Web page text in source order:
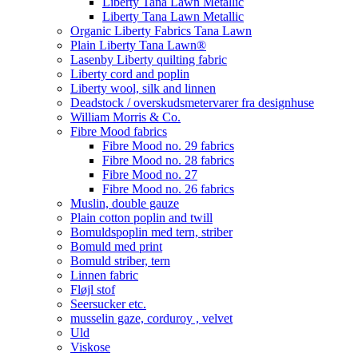
Liberty Tana Lawn Metallic
Organic Liberty Fabrics Tana Lawn
Plain Liberty Tana Lawn®
Lasenby Liberty quilting fabric
Liberty cord and poplin
Liberty wool, silk and linnen
Deadstock / overskudsmetervarer fra designhuse
William Morris & Co.
Fibre Mood fabrics
Fibre Mood no. 29 fabrics
Fibre Mood no. 28 fabrics
Fibre Mood no. 27
Fibre Mood no. 26 fabrics
Muslin, double gauze
Plain cotton poplin and twill
Bomuldspoplin med tern, striber
Bomuld med print
Bomuld striber, tern
Linnen fabric
Fløjl stof
Seersucker etc.
musselin gaze, corduroy , velvet
Uld
Viskose